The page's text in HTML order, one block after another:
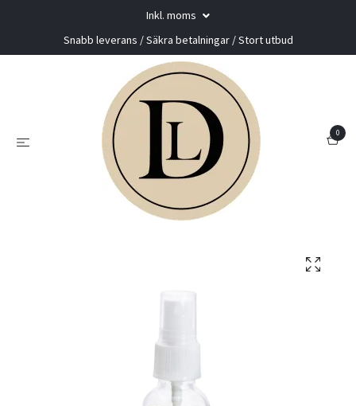
Inkl. moms
Snabb leverans / Säkra betalningar / Stort utbud
0